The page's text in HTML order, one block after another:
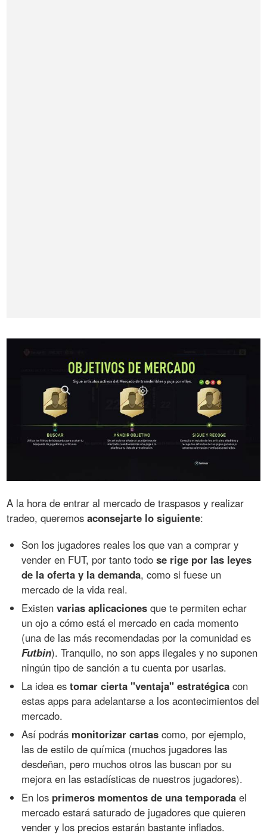
A la hora de entrar al mercado de traspasos y realizar
tradeo, queremosaconsejarte lo siguiente:
Son los jugadores reales los que van a comprar y
vender en FUT, por tanto todose rige por las leyes
de la oferta y la demanda, como si fuese un
mercado de la vida real.
Existenvarias aplicaciones que te permiten echar
un ojo a cómo está el mercado en cada momento
(una de las más recomendadas por la comunidad es
Futbin). Tranquilo, no son apps ilegales y no suponen
ningún tipo de sanción a tu cuenta por usarlas.
La idea estomar cierta "ventaja" estratégica con
estas apps para adelantarse a los acontecimientos del
mercado.
Así podrás monitorizar cartas como, por ejemplo,
las de estilo de química (muchos jugadores las
desdeñan, pero muchos otros las buscan por su
mejora en las estadísticas de nuestros jugadores).
En los primeros momentos de una temporada el
mercado estará saturado de jugadores que quieren
vender y los precios estarán bastante inflados.